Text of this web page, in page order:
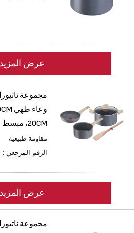
عرض المزيد
20CM، مبسط
مقاومة طبيعية
الرقم المرجعي :
عرض المزيد